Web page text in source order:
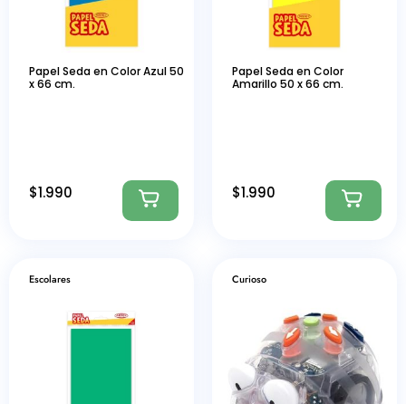
Papel Seda en Color Azul 50
x 66 cm.
$1.990
Papel Seda en Color
Amarillo 50 x 66 cm.
$1.990
Escolares Curioso